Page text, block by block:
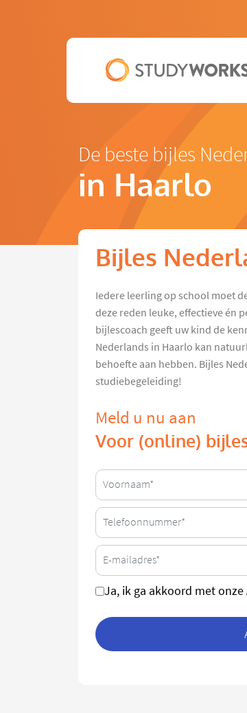
De beste bijles
in Haarlo
Bijles
Iedere leerling op school moet
deze reden leuke, effectieve én
bijlescoach geeft uw kind de
Nederlands in Haarlo kan
behoefte aan hebben. Bijles
studiebegeleiding!
Meld u nu aan
Voor (online)
Ja, ik ga akkoord met onze